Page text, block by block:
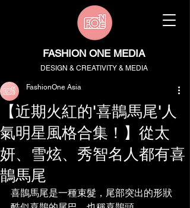
FASHION ONE MEDIA
DESIGN & CREATIVITY & MEDIA
【近期火紅的'喜鵲馬尾'人
氣明星風格合集！】從太
妍、雪炫、秀智名人都有喜
鵲馬尾
FashionOne Asia
喜鵲馬尾是一種束髮，尾部突出的形狀